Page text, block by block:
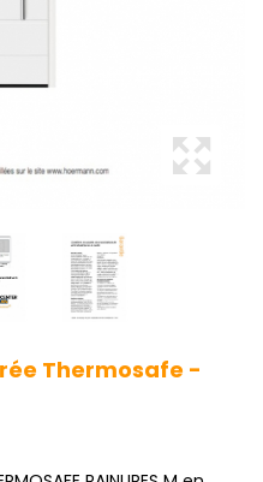
Thermosafe -